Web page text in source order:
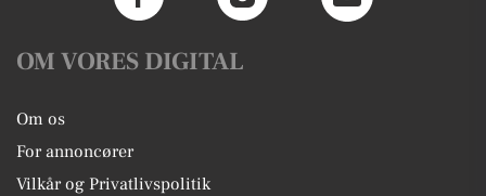
OM VORES DIGITAL
Om os
For annoncører
Vilkår og Privatlivspolitik